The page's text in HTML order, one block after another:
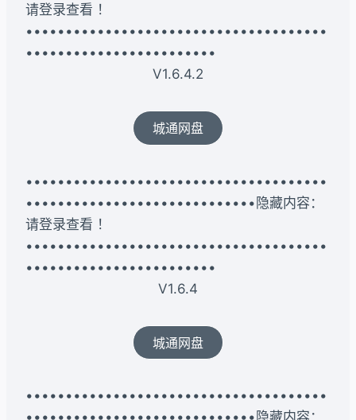
请登录查看 ！
••••••••••••••••••••••••••••••••••••••
••••••••••••••••••••••••
V1.6.4.2
城通网盘
••••••••••••••••••••••••••••••••••••••
•••••••••••••••••••••••••••••隐藏内容：
请登录查看 ！
••••••••••••••••••••••••••••••••••••••
••••••••••••••••••••••••
V1.6.4
城通网盘
••••••••••••••••••••••••••••••••••••••